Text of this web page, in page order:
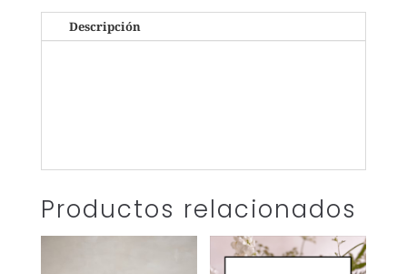
Descripción
Productos relacionados